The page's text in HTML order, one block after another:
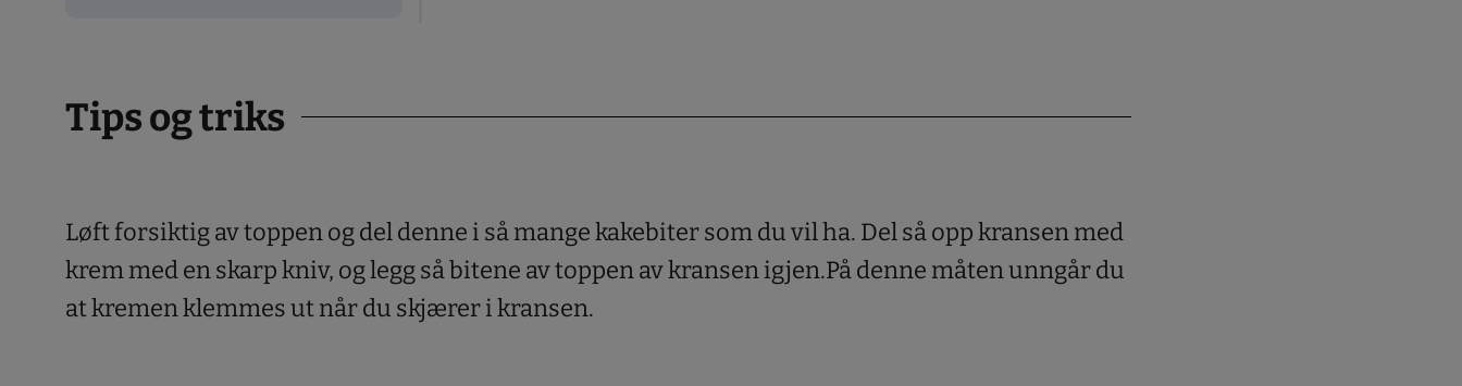
Tips og triks
Løft forsiktig av toppen og del denne i så mange kakebiter som du vil ha. Del så opp kransen med
krem med en skarp kniv, og legg så bitene av toppen av kransen igjen.På denne måten unngår du
at kremen klemmes ut når du skjærer i kransen.